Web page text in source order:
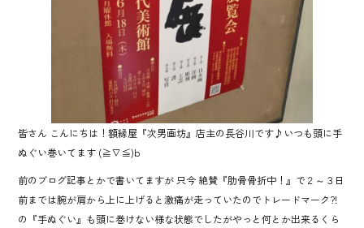
皆さん こんにちは！額縁屋『次男画坊』店主の長谷川です♪いつも頭に手
ぬぐい巻いてます (≧∇≦)b
前のブログ記事とかで書いてますが 只今 絶賛『肋骨骨折中！』で２～３日
前までは腕が肩から上に上げると激痛が走っていたのでトレードマーク?!
の『手ぬぐい』も頭に巻けない様な状態でしたがやっと何とか出来るくら